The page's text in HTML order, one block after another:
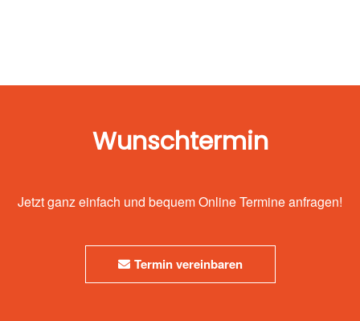
Wunschtermin
Jetzt ganz einfach und bequem Online Termine anfragen!
Termin vereinbaren